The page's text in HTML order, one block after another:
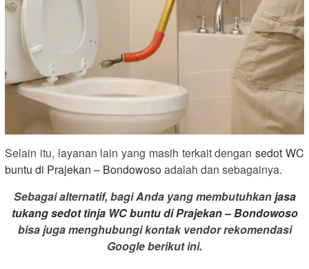
Selain itu, layanan lain yang masih terkait dengansedot WC
buntu di Prajekan – Bondowosoadalah dan sebagainya.
Sebagai alternatif, bagi Anda yang membutuhkanjasa
tukang sedot tinja WC buntu di Prajekan – Bondowoso
bisa juga menghubungi kontak vendor rekomendasi
Google berikut ini.